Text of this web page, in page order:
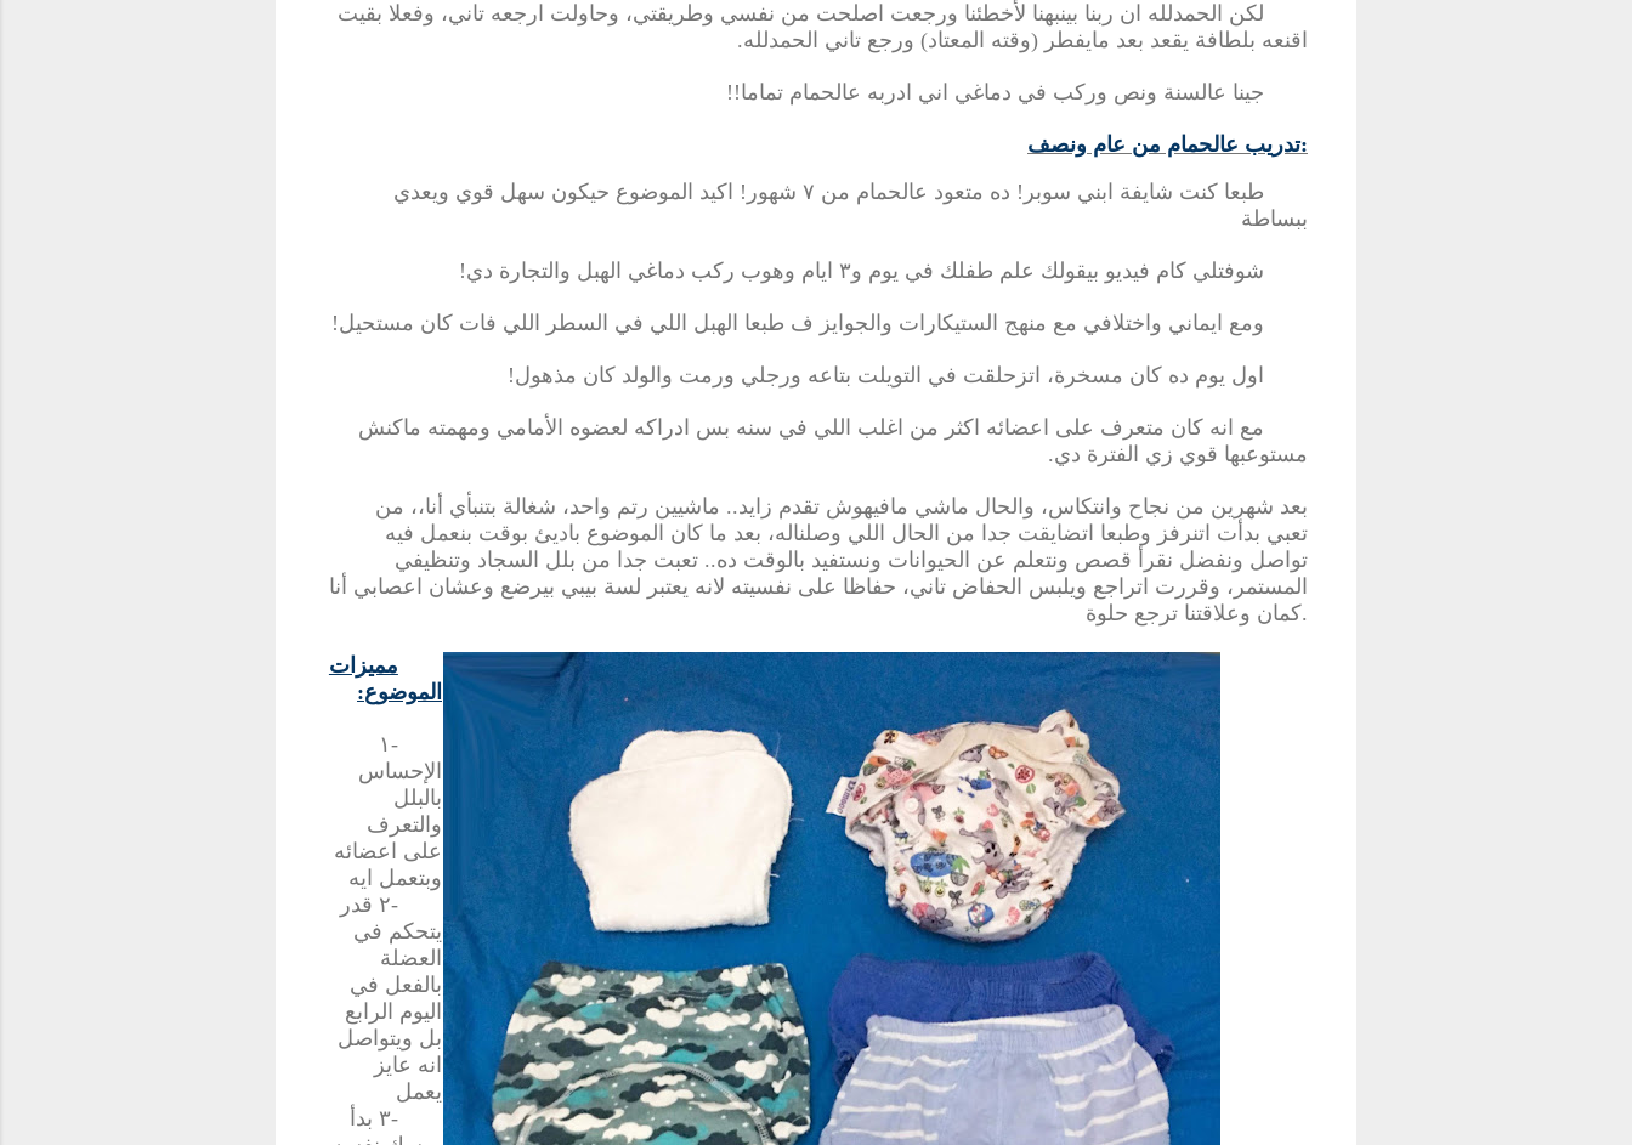
لكن الحمدلله ان ربنا بينبهنا لأخطئنا ورجعت اصلحت من نفسي وطريقتي، وحاولت ارجعه تاني، وفعلا بقيت
اقنعه بلطافة يقعد بعد مايفطر (وقته المعتاد) ورجع تاني الحمدلله.
جينا عالسنة ونص وركب في دماغي اني ادربه عالحمام تماما!!
تدريب عالحمام من عام ونصف:
طبعا كنت شايفة ابني سوبر ! ده متعود عالحمام من ٧ شهور ! اكيد الموضوع حيكون سهل قوي ويعدي
ببساطة
شوفتلي كام فيديو بيقولك علم طفلك في يوم و٣ ايام وهوب ركب دماغي الهبل والتجارة دي !
ومع ايماني واختلافي مع منهج الستيكارات والجوايز ف طبعا الهبل اللي في السطر اللي فات كان مستحيل!
اول يوم ده كان مسخرة، اتزحلقت في التويلت بتاعه ورجلي ورمت والولد كان مذهول!
مع انه كان متعرف على اعضائه اكثر من اغلب اللي في سنه بس ادراكه لعضوه الأمامي ومهمته ماكنش
مستوعبها قوي زي الفترة دي.
بعد شهرين من نجاح وانتكاس، والحال ماشي مافيهوش تقدم زايد.. ماشيين رتم واحد، شغالة بتنبأي أنا،، من
تعبي بدأت اتنرفز وطبعا اتضايقت جدا من الحال اللي وصلناله، بعد ما كان الموضوع باديئ بوقت بنعمل فيه
تواصل ونفضل نقرأ قصص ونتعلم عن الحيوانات ونستفيد بالوقت ده.. تعبت جدا من بلل السجاد وتنظيفي
المستمر، وقررت اتراجع ويلبس الحفاض تاني، حفاظا على نفسيته لانه يعتبر لسة بيبي بيرضع وعشان اعصابي أنا
كمان وعلاقتنا ترجع حلوة.
مميزات
الموضوع:
١ -
الإحساس
بالبلل
والتعرف
على اعضائه
وبتعمل ايه
٢-
قدر
يتحكم في
العضلة
بالفعل في
اليوم الرابع
بل ويتواصل
انه عايز
يعمل
٣-
بدأ